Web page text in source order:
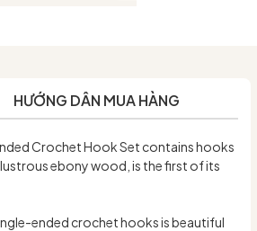
HƯỚNG DẪN MUA HÀNG
Crochet Hook Set contains hooks
ebony wood, is the first of its
ended crochet hooks is beautiful